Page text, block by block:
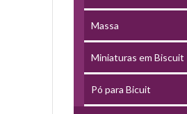
Massa
Miniaturas em Biscuit
Pó para Bicuit